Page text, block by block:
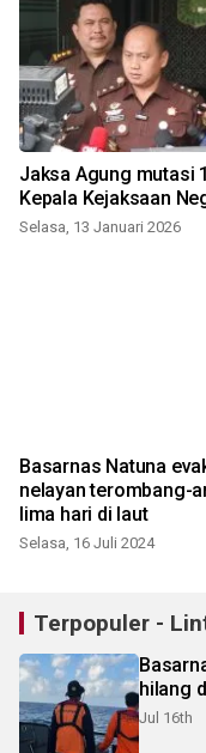
Jaksa Agung mutasi
Kepala Kejaksaan
Selasa, 13 Januari 2026
Basarnas Natuna
nelayan terombang-
lima hari di laut
Selasa, 16 Juli 2024
Terpopuler -
hilang
Jul 16th